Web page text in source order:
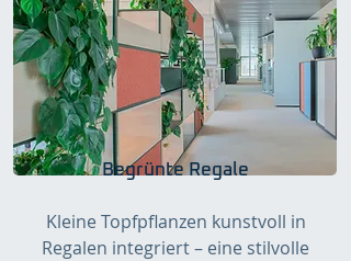
Begrünte Regale
Kleine Topfpflanzen kunstvoll in
Regalen integriert – eine stilvolle